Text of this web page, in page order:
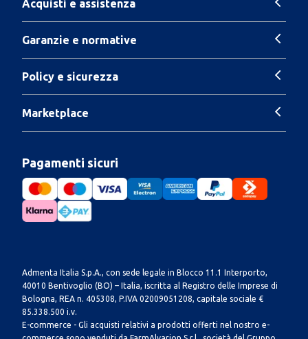
Acquisti e assistenza
Garanzie e normative
Policy e sicurezza
Marketplace
Pagamenti sicuri
Admenta Italia S.p.A., con sede legale in Blocco 11.1 Interporto,
40010 Bentivoglio (BO) – Italia, iscritta al Registro delle Imprese di
Bologna, REA n. 405308, P.IVA 02009051208, capitale sociale €
85.338.500 i.v.
E-commerce - Gli acquisti relativi a prodotti offerti nel nostro e-